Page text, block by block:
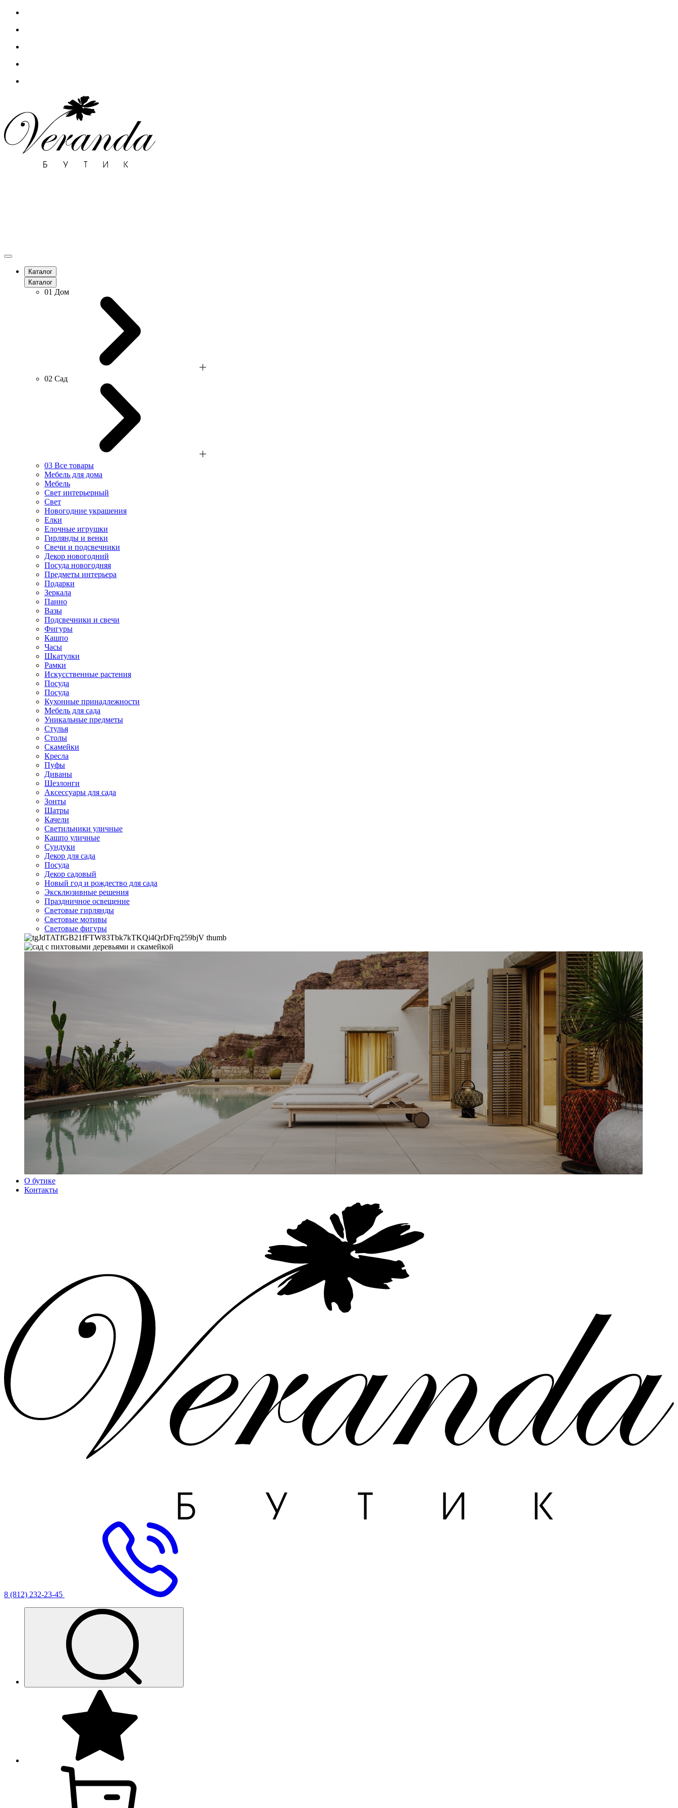
Каталог
Каталог
01 Дом
02 Сад
03 Все товары
Мебель для дома
Мебель
Свет интерьерный
Свет
Новогодние украшения
Елки
Елочные игрушки
Гирлянды и венки
Свечи и подсвечники
Декор новогодний
Посуда новогодняя
Предметы интерьера
Подарки
Зеркала
Панно
Вазы
Подсвечники и свечи
Фигуры
Кашпо
Часы
Шкатулки
Рамки
Искусственные растения
Посуда
Посуда
Кухонные принадлежности
Мебель для сада
Уникальные предметы
Стулья
Столы
Скамейки
Кресла
Пуфы
Диваны
Шезлонги
Аксессуары для сада
Зонты
Шатры
Качели
Cветильники уличные
Кашпо уличные
Сундуки
Декор для сада
Посуда
Декор садовый
Новый год и рождество для сада
Эксклюзивные решения
Праздничное освещение
Световые гирлянды
Световые мотивы
Световые фигуры
О бутике
Контакты
8 (812) 232-23-45